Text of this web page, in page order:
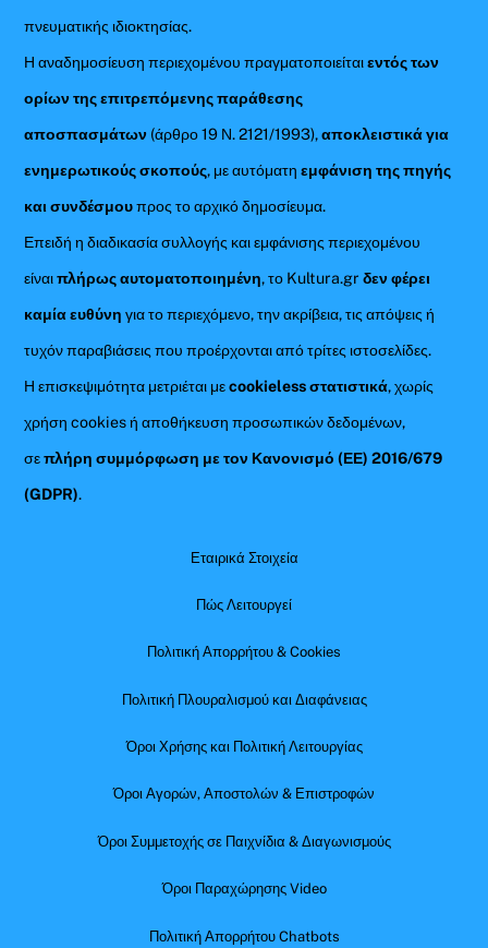
πνευματικής ιδιοκτησίας.
Η αναδημοσίευση περιεχομένου πραγματοποιείταιεντός των
ορίων της επιτρεπόμενης παράθεσης
αποσπασμάτων (άρθρο 19 Ν. 2121/1993),αποκλειστικά για
ενημερωτικούς σκοπούς, με αυτόματηεμφάνιση της πηγής
και συνδέσμουπρος το αρχικό δημοσίευμα.
Επειδή η διαδικασία συλλογής και εμφάνισης περιεχομένου
είναιπλήρως αυτοματοποιημένη, το Kultura.grδεν φέρει
καμία ευθύνη για το περιεχόμενο, την ακρίβεια, τις απόψεις ή
τυχόν παραβιάσεις που προέρχονται από τρίτες ιστοσελίδες.
Η επισκεψιμότητα μετριέται μεcookieless στατιστικά, χωρίς
χρήση cookies ή αποθήκευση προσωπικών δεδομένων,
σεπλήρη συμμόρφωση με τον Κανονισμό (ΕΕ) 2016/679
(GDPR).
Εταιρικά Στοιχεία
Πώς Λειτουργεί
Πολιτική Απορρήτου & Cookies
Πολιτική Πλουραλισμού και Διαφάνειας
Όροι Χρήσης και Πολιτική Λειτουργίας
Όροι Αγορών, Αποστολών & Επιστροφών
Όροι Συμμετοχής σε Παιχνίδια & Διαγωνισμούς
Όροι Παραχώρησης Video
Πολιτική Απορρήτου Chatbots